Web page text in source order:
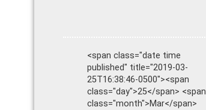
<span class="date time
published" title="2019-03-
25T16:38:46-0500"><span
class="day">25</span> <span
class="month">Mar</span>